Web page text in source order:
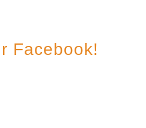
Facebook!